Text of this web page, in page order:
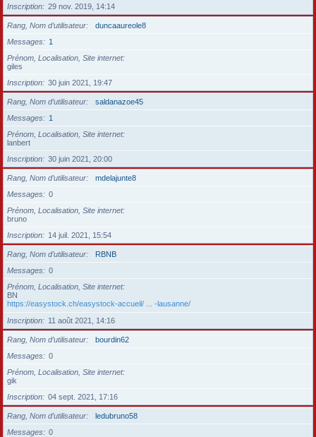
Inscription 29 nov. 2019, 14:14
Rang, Nom d’utilisateur
duncaaureole8
Messages
1
Prénom, Localisation, Site internet
giles
Inscription
30 juin 2021, 19:47
Rang, Nom d’utilisateur
saldanazoe45
Messages
1
Prénom, Localisation, Site internet
lanbert
Inscription
30 juin 2021, 20:00
Rang, Nom d’utilisateur
mdelajunte8
Messages
0
Prénom, Localisation, Site internet
bruno
Inscription
14 juil. 2021, 15:54
Rang, Nom d’utilisateur
RBNB
Messages
0
Prénom, Localisation, Site internet
BN
https://easystock.ch/easystock-accueil/ ... -lausanne/
Inscription
11 août 2021, 14:16
Rang, Nom d’utilisateur
bourdin62
Messages
0
Prénom, Localisation, Site internet
gik
Inscription
04 sept. 2021, 17:16
Rang, Nom d’utilisateur
ledubruno58
Messages
0